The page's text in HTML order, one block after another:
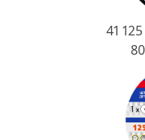
41